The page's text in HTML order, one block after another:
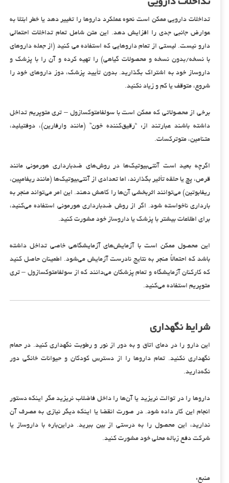
تداخلات دارویی
تداخلات دارویی ممکن است نحوه عملکرد داروها را تغییر دهد یا خطر ابتلا به
عوارض جانبی جدی را افزایش دهد. این متن شامل تمام تداخلات احتمالی
دارو نیست. لیستی از تمام داروهایی که استفاده می کنید (از جمله داروهای
با نسخه/بدون نسخه و محصولات گیاهی) را تهیه کرده و آن را با پزشک و
داروساز خود به اشتراک بگذارید. بدون تأیید پزشک، دوز داروهای خود را
شروع، متوقف یا کم و زیاد نکنید.
برخی از محصولاتی که ممکن است با سولفامتوکسازول – تری متوپریم تداخل
داشته باشند عبارتند از: “رقیق‌کننده خون” (مانند وارفارین)، دوفتیلید،
متنامین، متوترکسات.
اگرچه بعید است آنتی‌بیوتیک‌ها در روش‌های ضدبارداری هورمونی مانند
قرص، پچ یا حلقه تأثیر بگذارند، اما تعدادی از آنتی‌بیوتیک‌ها (مانند ریفامپین،
ریفابوتین) می‌توانند اثربخشی آن‌ها را کاهش دهند. این امر می‌تواند منجر به
بارداری ناخواسته شود. اگر از روش ضدبارداری هورمونی استفاده می‌کنید،
برای اطلاعات بیشتر با پزشک یا داروساز خود مشورت کنید.
این محصول ممکن است با آزمایش‌های آزمایشگاهی خاصی تداخل داشته
باشد که احتمالاً منجر به نتایج نادرست آزمایش می‌شود. اطمینان حاصل کنید
که کارکنان آزمایشگاه و تمام پزشکان می‌دانند که از سولفامتوکسازول – تری
متوپریم استفاده می‌کنید.
شرایط نگهداری
این دارو را در دمای اتاق و به دور از نور و رطوبت نگهداری کنید. در حمام
نگهداری نکنید. تمام داروها را از دسترس کودکان و حیوانات خانگی دور
نگه‌دارید.
داروها را در توالت نریزید یا آن‌ها را داخل فاضلاب نریزید مگر اینکه دستور
انجام این کار داده شود. در صورت انقضا یا اینکه دیگر نیازی به مصرف آن
ندارید، این محصول را به درستی از بین ببرید. دراین‌باره با داروساز یا
شرکت دفع زباله محلی خود مشورت کنید.
منبع: